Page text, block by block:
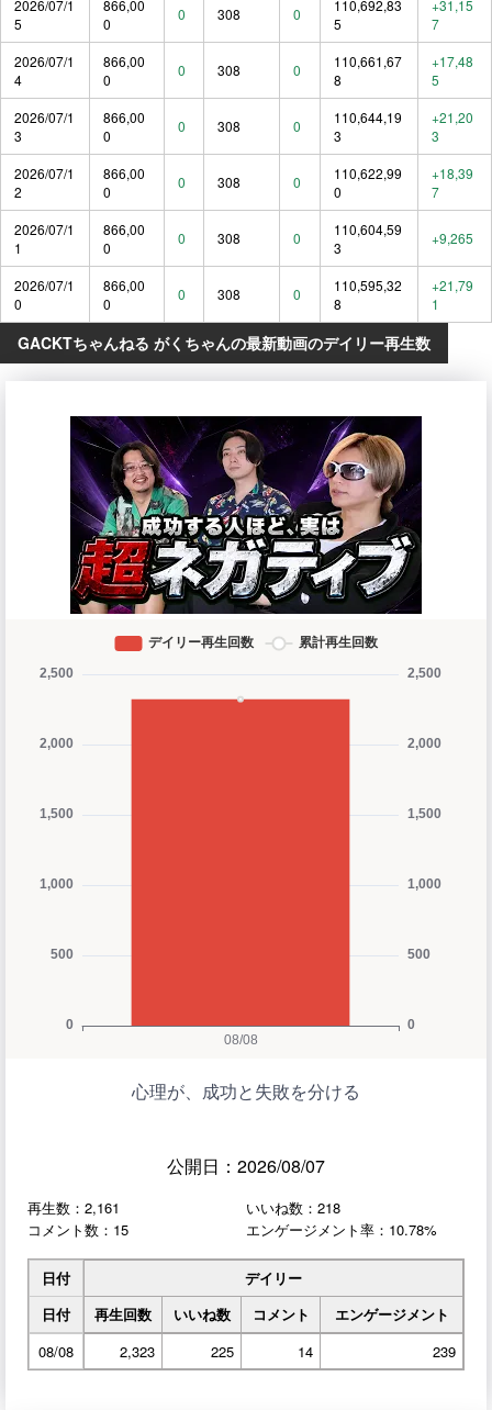
2026/07/1
5
866,00
0
0 308 0
110,692,83
5
+31,15
7
2026/07/1
4
866,00
0
0 308 0
110,661,67
8
+17,48
5
2026/07/1
3
866,00
0
0 308 0
110,644,19
3
+21,20
3
2026/07/1
2
866,00
0
0 308 0
110,622,99
0
+18,39
7
2026/07/1
1
866,00
0
0 308 0
110,604,59
3
+9,265
2026/07/1
0
866,00
0
0 308 0
110,595,32
8
+21,79
1
GACKTちゃんねる がくちゃんの最新動画のデイリー再生数
心理が、成功と失敗を分ける
公開日：2026/08/07
再生数：2,161
いいね数：218
コメント数：15
エンゲージメント率：10.78%
日付
デイリー
日付
再生回数 いいね数 コメント
エンゲージメント
08/08
2,323 225 14 239